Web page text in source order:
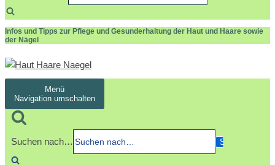
Infos und Tipps zur Pflege und Gesunderhaltung der Haut und Haare sowie
der Nägel
Menü
Navigation umschalten
Suchen nach…